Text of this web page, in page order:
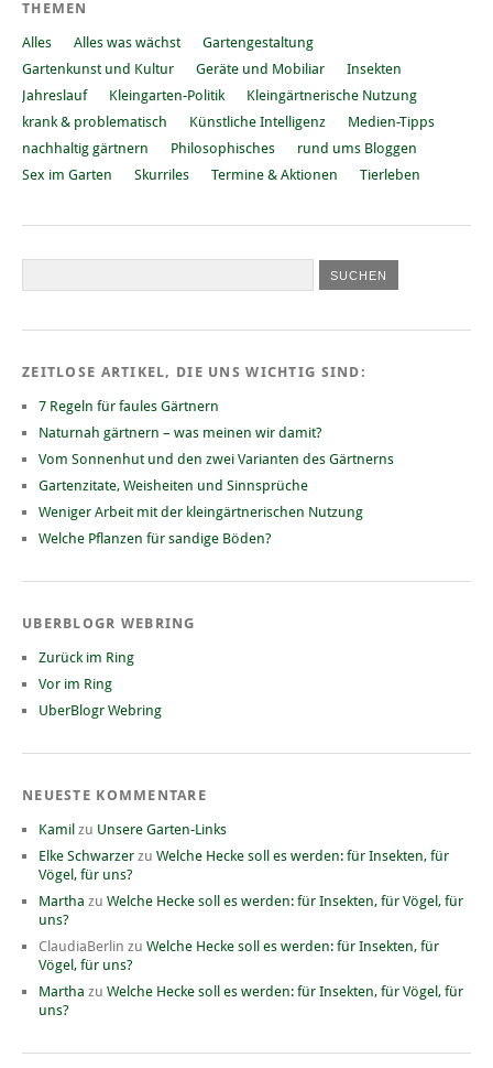
THEMEN
Alles Alles was wächst
Gartengestaltung
Gartenkunst und Kultur
Geräte und Mobiliar
Insekten
Jahreslauf
Kleingarten-Politik
Kleingärtnerische Nutzung
krank & problematisch
Künstliche Intelligenz
Medien-Tipps
nachhaltig gärtnern
Philosophisches
rund ums Bloggen
Sex im Garten
Skurriles Termine & Aktionen Tierleben
ZEITLOSE ARTIKEL, DIE UNS WICHTIG SIND:
7 Regeln für faules Gärtnern
Naturnah gärtnern – was meinen wir damit?
Vom Sonnenhut und den zwei Varianten des Gärtnerns
Gartenzitate, Weisheiten und Sinnsprüche
Weniger Arbeit mit der kleingärtnerischen Nutzung
Welche Pflanzen für sandige Böden?
UBERBLOGR WEBRING
Zurück im Ring
Vor im Ring
UberBlogr Webring
NEUESTE KOMMENTARE
Kamil zu Unsere Garten-Links
Elke Schwarzer zu Welche Hecke soll es werden: für Insekten, für
Vögel, für uns?
Martha zu Welche Hecke soll es werden: für Insekten, für Vögel, für
uns?
ClaudiaBerlin zu Welche Hecke soll es werden: für Insekten, für
Vögel, für uns?
Martha zu Welche Hecke soll es werden: für Insekten, für Vögel, für
uns?